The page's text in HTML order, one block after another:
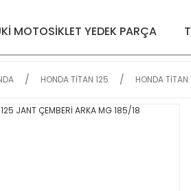
MOTOSİKLET YEDEK PARÇA
HONDA TİTAN 125 HONDA